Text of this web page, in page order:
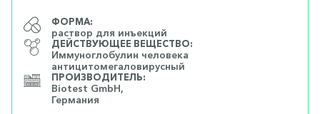
ФОРМА:
раствор для инъекций
ДЕЙСТВУЮЩЕЕ ВЕЩЕСТВО:
Иммуноглобулин человека
антицитомегаловирусный
ПРОИЗВОДИТЕЛЬ:
Biotest GmbH,
Германия